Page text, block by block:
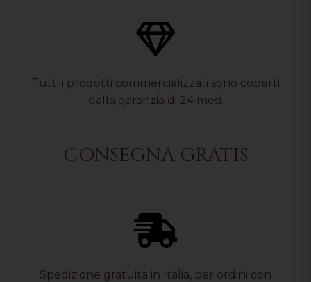
Tutti i prodotti commercializzati sono coperti
dalla garanzia di 24 mesi.
CONSEGNA GRATIS
Spedizione gratuita in Italia, per ordini con